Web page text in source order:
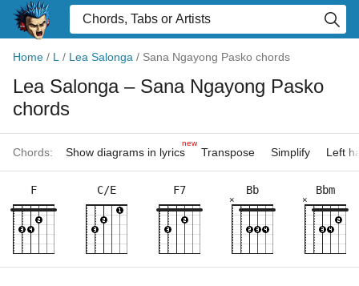
Home / L / Lea Salonga / Sana Ngayong Pasko chords
Lea Salonga – Sana Ngayong Pasko
chords
Chords: Show diagrams in lyrics
new
Transpose Simplify Left
F C/E F7 Bb
×
Bbm
×